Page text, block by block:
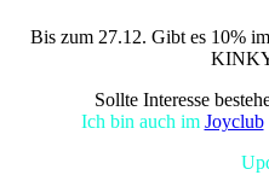
Bis zum 27.12. Gibt es 10%
Sollte Interesse
Ich bin auch im Joyclub